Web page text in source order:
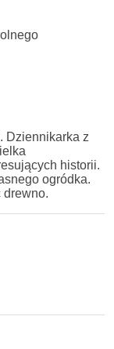
Dziennikarka z
historii.
ogródka.
drewno.